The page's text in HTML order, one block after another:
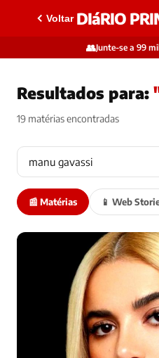
Voltar DIáRIO
👥Junte-se a 99
Resultados para:
19 matérias encontradas
📰 Matérias 📱 Web